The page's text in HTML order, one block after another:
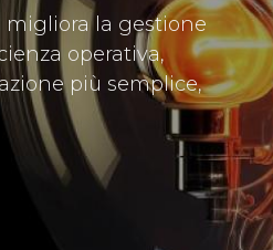
migliora la gestione
operativa,
più semplice,